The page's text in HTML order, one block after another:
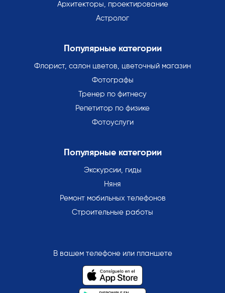
Архитекторы, проектирование
Астролог
Популярные категории
Флорист, салон цветов, цветочный магазин
Фотографы
Тренер по фитнесу
Репетитор по физике
Фотоуслуги
Популярные категории
Экскурсии, гиды
Няня
Ремонт мобильных телефонов
Строительные работы
В вашем телефоне или планшете